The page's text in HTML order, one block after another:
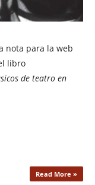
nota para la web
libro
de teatro en
Read More »